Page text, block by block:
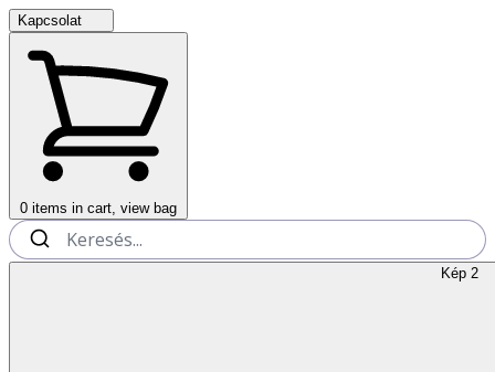
Kapcsolat
0 items in cart, view bag
Kép 2